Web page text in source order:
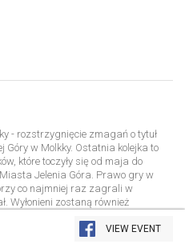
list
- rozstrzygnięcie zmagań o tytuł
w Molkky. Ostatnia kolejka to
które toczyły się od maja do
Jelenia Góra. Prawo gry w
co najmniej raz zagrali w
Wyłonieni zostaną również
Sezonu. Ostatnia kolejka
VIEW EVENT
- Czech Indoor Triple